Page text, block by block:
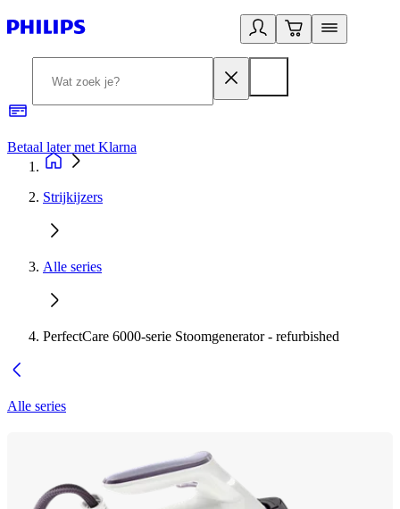
Betaal later met Klarna
Strijkijzers
Alle series
PerfectCare 6000-serie Stoomgenerator - refurbished
Alle series